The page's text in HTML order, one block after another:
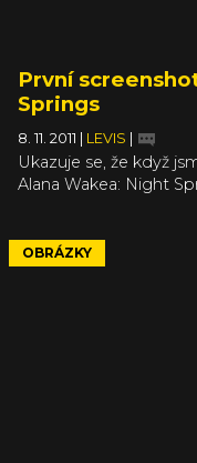
První
Springs
8. 11. 2011 LEVIS
Ukazuje se, že když
Alana Wakea: Night
OBRÁZKY